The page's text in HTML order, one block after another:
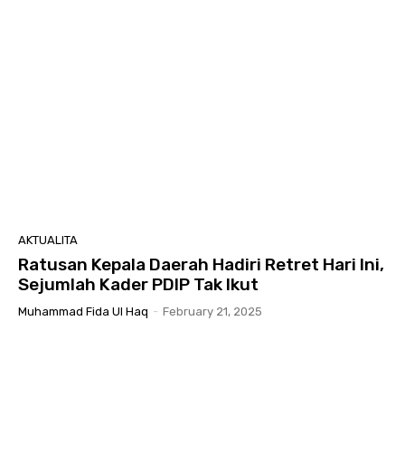
AKTUALITA
Ratusan Kepala Daerah Hadiri Retret Hari Ini,
Sejumlah Kader PDIP Tak Ikut
Muhammad Fida Ul Haq - February 21, 2025